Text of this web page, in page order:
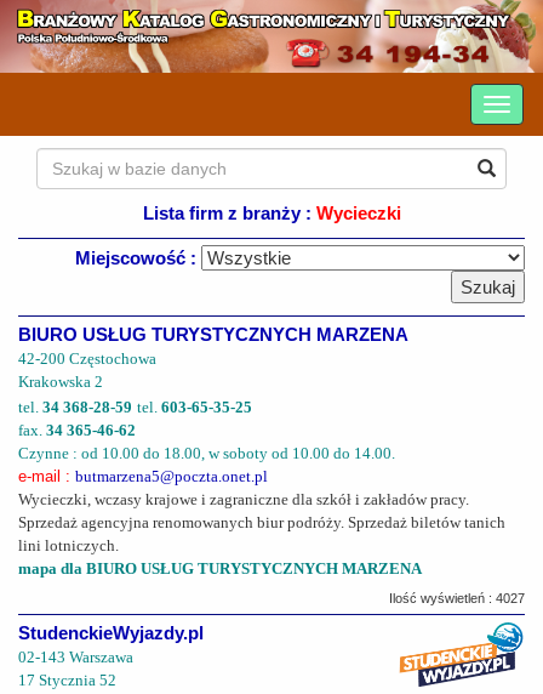
Lista firm z branży : Wycieczki
Miejscowość :
BIURO USŁUG TURYSTYCZNYCH MARZENA
42-200 Częstochowa
Krakowska 2
tel. 34 368-28-59 tel. 603-65-35-25
fax. 34 365-46-62
Czynne : od 10.00 do 18.00, w soboty od 10.00 do 14.00.
e-mail : butmarzena5@poczta.onet.pl
Wycieczki, wczasy krajowe i zagraniczne dla szkół i zakładów pracy.
Sprzedaż agencyjna renomowanych biur podróży. Sprzedaż biletów tanich
lini lotniczych.
mapa dla BIURO USŁUG TURYSTYCZNYCH MARZENA
Ilość wyświetleń : 4027
StudenckieWyjazdy.pl
02-143 Warszawa
17 Stycznia 52